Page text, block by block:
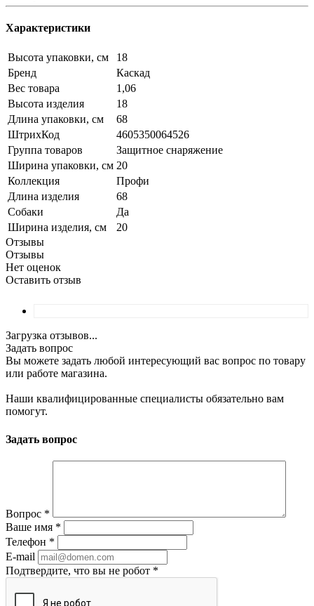
Характеристики
Высота упаковки, см
18
Бренд
Каскад
Вес товара
1,06
Высота изделия
18
Длина упаковки, см
68
ШтрихКод
4605350064526
Группа товаров
Защитное снаряжение
Ширина упаковки, см 20
Коллекция
Профи
Длина изделия
68
Собаки
Да
Ширина изделия, см
20
Отзывы
Отзывы
Нет оценок
Оставить отзыв
Загрузка отзывов...
Задать вопрос
Вы можете задать любой интересующий вас вопрос по товару
или работе магазина.
Наши квалифицированные специалисты обязательно вам
помогут.
Задать вопрос
Вопрос *
Ваше имя *
Телефон *
E-mail
Подтвердите, что вы не робот *